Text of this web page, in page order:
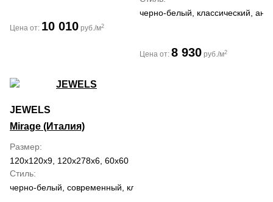
Цена от: 10 010 руб./м2
черно-белый, классический,
Цена от: 8 930 руб./м2
JEWELS
Mirage (Италия)
Размер
120x120x9, 120x278x6, 60x60
Стиль
черно-белый, современный, классический